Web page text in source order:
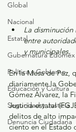
Global
Nacional
Estatal
Gubernatura Edoméx
Política y Gobierno
Educación y Cultura
Seguridad y Justicia
Denuncia Ciudadana
La
entre
y municipales.
En la Mesa de Paz,
diariamente la
Gómez Álvarez, la
Justicia estatal
delitos de alto
ciento en el Estado